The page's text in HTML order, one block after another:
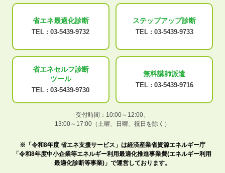
省エネ最適化診断
TEL : 03-5439-9732
ステップアップ診断
TEL : 03-5439-9733
省エネセルフ診断
ツール
TEL : 03-5439-9730
無料講師派遣
TEL : 03-5439-9716
受付時間：10:00～12:00、
13:00～17:00（土曜、日曜、祝日を除く）
※「令和8年度 省エネ支援サービス」は経済産業省資源エネルギー庁
「令和8年度中小企業等エネルギー利用最適化推進事業費(エネルギー利用
最適化診断等事業)」で運営しております。